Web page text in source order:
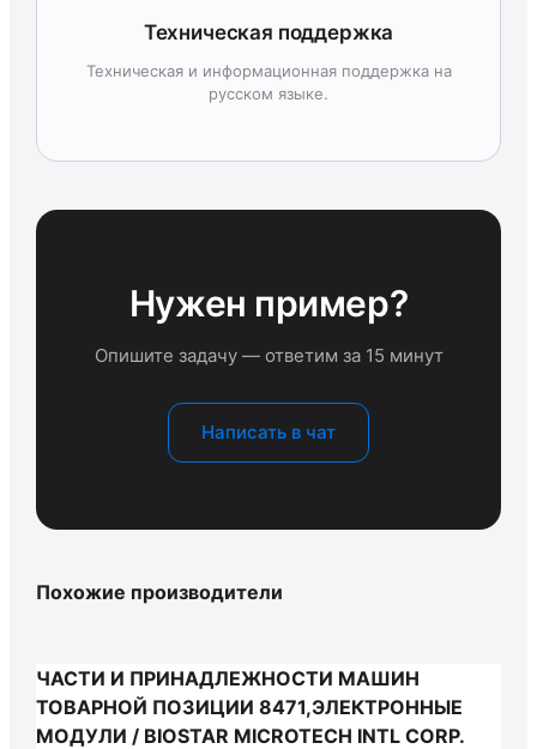
Техническая поддержка
Техническая и информационная поддержка на
русском языке.
Нужен пример?
Опишите задачу — ответим за 15 минут
Написать в чат
Похожие производители
ЧАСТИ И ПРИНАДЛЕЖНОСТИ МАШИН
ТОВАРНОЙ ПОЗИЦИИ 8471,ЭЛЕКТРОННЫЕ
МОДУЛИ / BIOSTAR MICROTECH INTL CORP.